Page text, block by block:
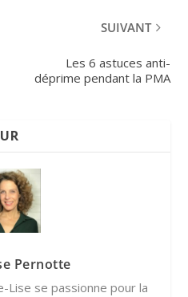
SUIVANT
Les 6 astuces anti-
déprime pendant la PMA
Pernotte
Lise se passionne pour la